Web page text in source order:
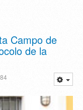
Campo de
de la